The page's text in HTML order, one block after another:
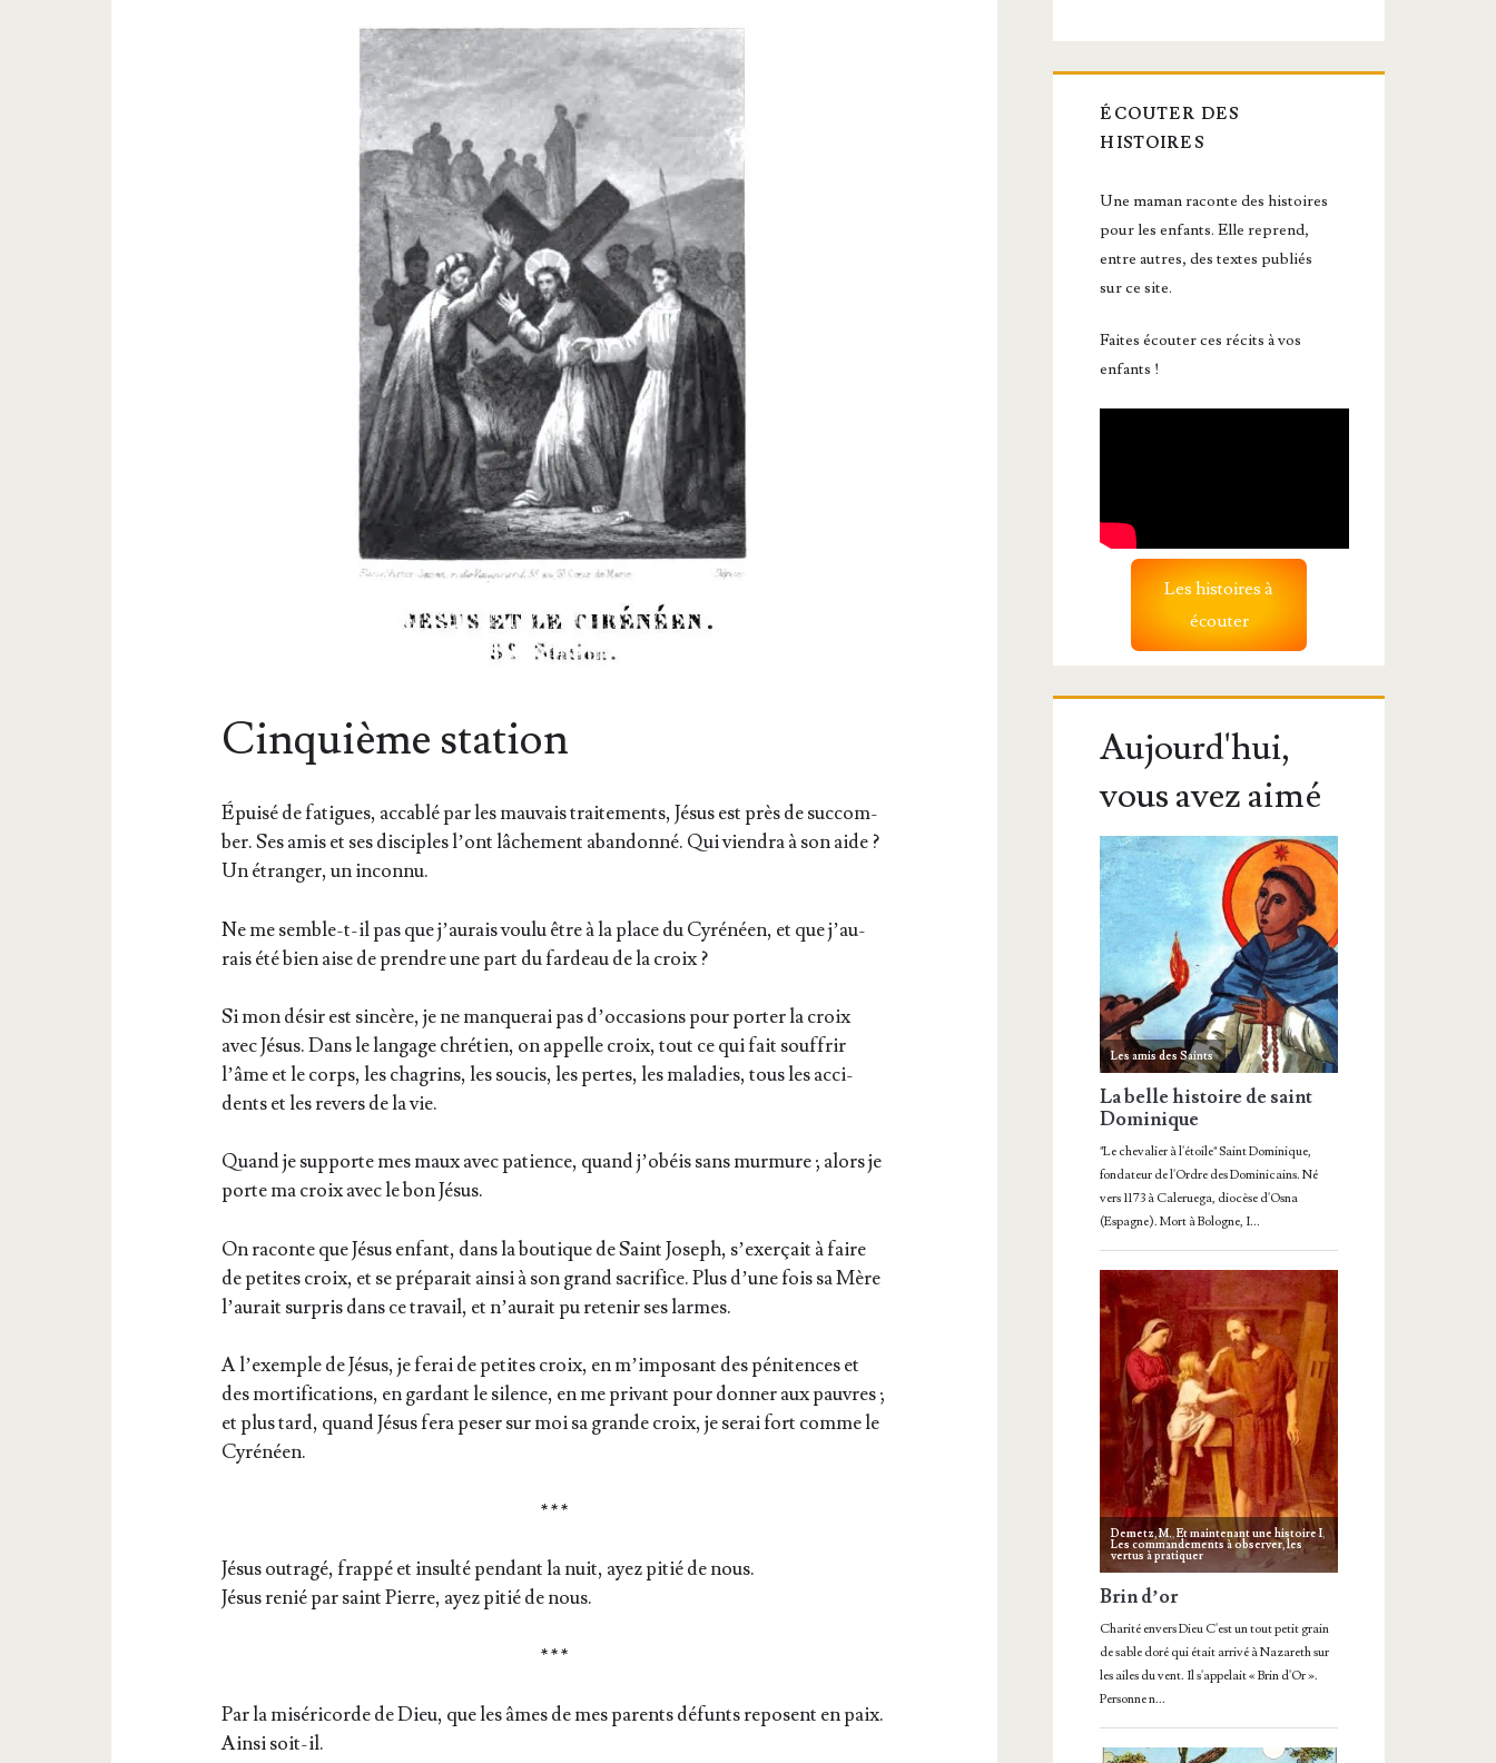
Cinquième station
Épui­sé de fatigues, acca­blé par les mau­vais trai­te­ments, Jésus est près de suc­com­
ber. Ses amis et ses dis­ciples l’ont lâche­ment aban­don­né. Qui vien­dra à son aide ?
Un étran­ger, un inconnu.
Ne me semble-t-il pas que j’au­rais vou­lu être à la place du Cyré­néen, et que j’au­
rais été bien aise de prendre une part du far­deau de la croix ?
Si mon désir est sin­cère, je ne man­que­rai pas d’oc­ca­sions pour por­ter la croix
avec Jésus. Dans le lan­gage chré­tien, on appelle croix, tout ce qui fait souf­frir
l’âme et le corps, les cha­grins, les sou­cis, les pertes, les mala­dies, tous les acci­
dents et les revers de la vie.
Quand je sup­porte mes maux avec patience, quand j’o­béis sans mur­mure ; alors je
porte ma croix avec le bon Jésus.
On raconte que Jésus enfant, dans la bou­tique de Saint Joseph, s’exer­çait à faire
de petites croix, et se pré­pa­rait ain­si à son grand sacri­fice. Plus d’une fois sa Mère
l’au­rait sur­pris dans ce tra­vail, et n’au­rait pu rete­nir ses larmes.
A l’exemple de Jésus, je ferai de petites croix, en m’im­po­sant des péni­tences et
des mor­ti­fi­ca­tions, en gar­dant le silence, en me pri­vant pour don­ner aux pauvres ;
et plus tard, quand Jésus fera peser sur moi sa grande croix, je serai fort comme le
Cyrénéen.
* * *
Jésus outra­gé, frap­pé et insul­té pen­dant la nuit, ayez pitié de nous.
Jésus renié par saint Pierre, ayez pitié de nous.
* * *
Par la misé­ri­corde de Dieu, que les âmes de mes parents défunts reposent en paix.
Ain­si soit-il.
ÉCOUTER DES
HISTOIRES
Une maman raconte des histoires
pour les enfants. Elle reprend,
entre autres, des textes publiés
sur ce site.
Faites écouter ces récits à vos
enfants !
Les histoires à
écouter
Aujourd'hui,
vous avez aimé